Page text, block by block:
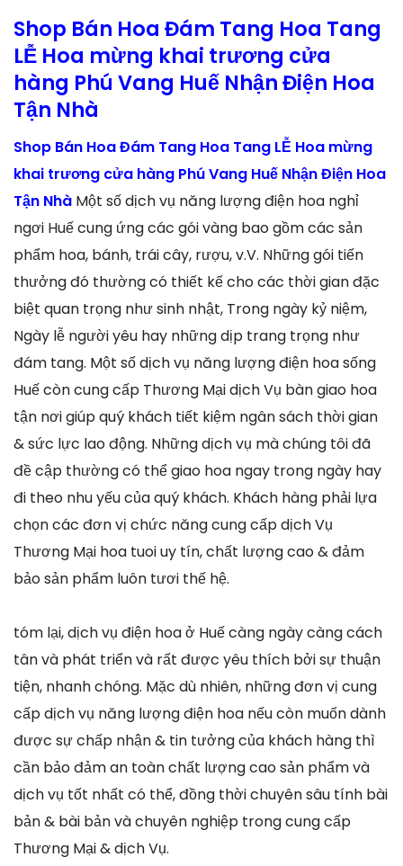
Shop Bán Hoa Đám Tang Hoa Tang
LỄ Hoa mừng khai trương cửa
hàng Phú Vang Huế Nhận Điện Hoa
Tận Nhà
Shop Bán Hoa Đám Tang Hoa Tang LỄ Hoa mừng
khai trương cửa hàng Phú Vang Huế Nhận Điện Hoa
Tận Nhà Một số dịch vụ năng lượng điện hoa nghỉ
ngơi Huế cung ứng các gói vàng bao gồm các sản
phẩm hoa, bánh, trái cây, rượu, v.V. Những gói tiến
thưởng đó thường có thiết kế cho các thời gian đặc
biệt quan trọng như sinh nhật, Trong ngày kỷ niệm,
Ngày lễ người yêu hay những dịp trang trọng như
đám tang. Một số dịch vụ năng lượng điện hoa sống
Huế còn cung cấp Thương Mại dịch Vụ bàn giao hoa
tận nơi giúp quý khách tiết kiệm ngân sách thời gian
& sức lực lao động. Những dịch vụ mà chúng tôi đã
đề cập thường có thể giao hoa ngay trong ngày hay
đi theo nhu yếu của quý khách. Khách hàng phải lựa
chọn các đơn vị chức năng cung cấp dịch Vụ
Thương Mại hoa tuoi uy tín, chất lượng cao & đảm
bảo sản phẩm luôn tươi thế hệ.
tóm lại, dịch vụ điện hoa ở Huế càng ngày càng cách
tân và phát triển và rất được yêu thích bởi sự thuận
tiện, nhanh chóng. Mặc dù nhiên, những đơn vị cung
cấp dịch vụ năng lượng điện hoa nếu còn muốn dành
được sự chấp nhận & tin tưởng của khách hàng thì
cần bảo đảm an toàn chất lượng cao sản phẩm và
dịch vụ tốt nhất có thể, đồng thời chuyên sâu tính bài
bản & bài bản và chuyên nghiệp trong cung cấp
Thương Mại & dịch Vụ.